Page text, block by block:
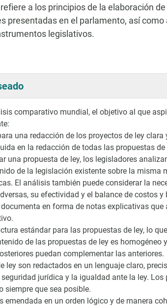
a los principios de la elaboración
presentadas en el parlamento, así
legislativos.
comparativo mundial, el objetivo al que
una redacción de los proyectos de ley
en la redacción de todas las propuestas
una propuesta de ley, los legisladores
de la legislación existente sobre la
El análisis también puede considerar la
su efectividad y el balance de costos y
en forma de notas explicativas
estándar para las propuestas de ley, lo
de las propuestas de ley es
puedan complementar las anteriores.
ley son redactados en un lenguaje claro,
jurídica y la igualdad ante la ley.
siempre que sea posible.
emendada en un orden lógico y de manera